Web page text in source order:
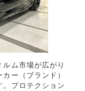
ム市場が広がり
ー（ブランド）
プロテクション